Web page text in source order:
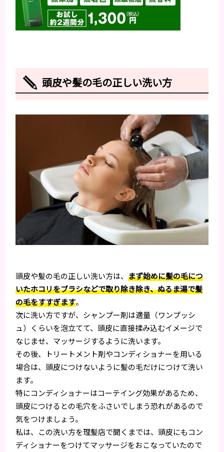
頭皮や髪の毛の正しい洗い方
頭皮や髪の毛の正しい洗い方は、まず始めに髪の毛につ
いたホコリをブラシなどで取り除き除き、ぬるま湯で髪
の毛をすすぎます。
次に洗い方ですが、シャンプー剤は適量（ワンプッシ
ュ）くらいを泡立てて、頭皮に直接揉み込むイメージで
なじませ、マッサージするように洗います。
その後、トリートメント剤やコンディショナーを用いる
場合は、頭皮につけないように髪の毛だけにつけて洗い
ます。
特にコンディショナーはコーテイング効果があるため、
頭皮につけるとの毛穴をふさいでしまう恐れがあるので
気をつけましょう。
私は、この洗い方を理髪店で聞くまでは、頭皮にもコン
ディショナーをつけてマッサージをおこなっていたので